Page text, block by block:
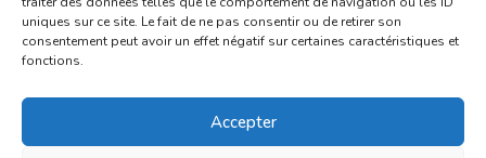
uniques sur ce site. Le fait de ne pas consentir ou de retirer son
consentement peut avoir un effet négatif sur certaines caractéristiques et
fonctions.
Accepter
Le 17 août :pharmacie
Palobart (Laguépie)